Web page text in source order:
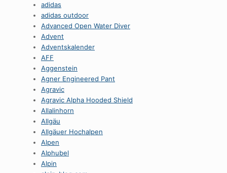
adidas
adidas outdoor
Advanced Open Water Diver
Advent
Adventskalender
AFF
Aggenstein
Agner Engineered Pant
Agravic
Agravic Alpha Hooded Shield
Allalinhorn
Allgäu
Allgäuer Hochalpen
Alpen
Alphubel
Alpin